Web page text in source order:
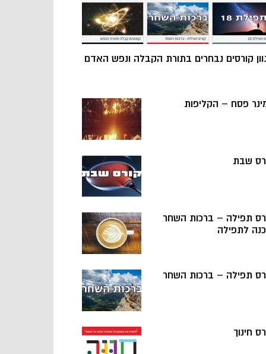
קורסים נבחרים בתורת הקבלה ונפש האדם
פסח – הקליפות
שבת
תפילה – ברכות השחר
לתפילה
תפילה – ברכות השחר
חינוך